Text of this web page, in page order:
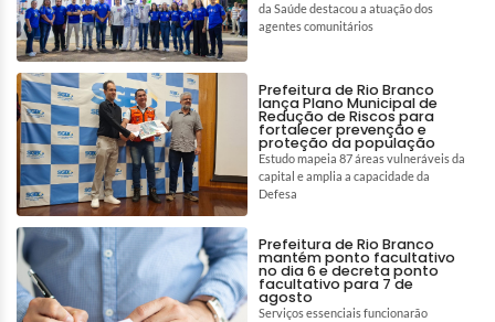
da Saúde destacou a atuação dos
agentes comunitários
Prefeitura de Rio Branco
lança Plano Municipal de
Redução de Riscos para
fortalecer prevenção e
proteção da população
Estudo mapeia 87 áreas vulneráveis da
capital e amplia a capacidade da
Defesa
Prefeitura de Rio Branco
mantém ponto facultativo
no dia 6 e decreta ponto
facultativo para 7 de
agosto
Serviços essenciais funcionarão